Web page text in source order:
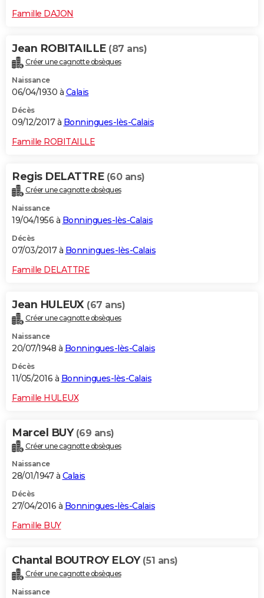
Famille DAJON
Jean ROBITAILLE (87 ans)
Créer une cagnotte obsèques
Naissance
06/04/1930 à Calais
Décès
09/12/2017 à Bonningues-lès-Calais
Famille ROBITAILLE
Regis DELATTRE (60 ans)
Créer une cagnotte obsèques
Naissance
19/04/1956 à Bonningues-lès-Calais
Décès
07/03/2017 à Bonningues-lès-Calais
Famille DELATTRE
Jean HULEUX (67 ans)
Créer une cagnotte obsèques
Naissance
20/07/1948 à Bonningues-lès-Calais
Décès
11/05/2016 à Bonningues-lès-Calais
Famille HULEUX
Marcel BUY (69 ans)
Créer une cagnotte obsèques
Naissance
28/01/1947 à Calais
Décès
27/04/2016 à Bonningues-lès-Calais
Famille BUY
Chantal BOUTROY ELOY (51 ans)
Créer une cagnotte obsèques
Naissance